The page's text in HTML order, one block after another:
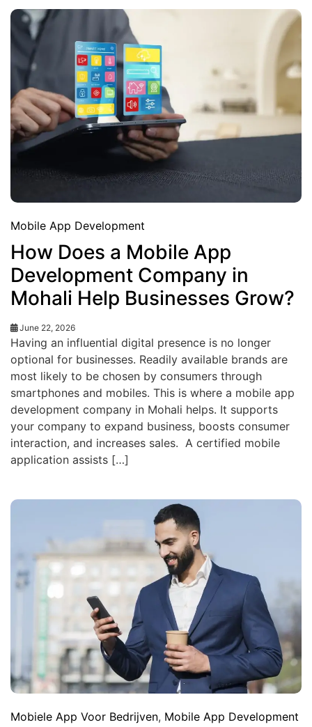
Mobile App Development
How Does a Mobile App
Development Company in
Mohali Help Businesses Grow?
June 22, 2026
Having an influential digital presence is no longer
optional for businesses. Readily available brands are
most likely to be chosen by consumers through
smartphones and mobiles. This is where a mobile app
development company in Mohali helps. It supports
your company to expand business, boosts consumer
interaction, and increases sales. A certified mobile
application assists […]
Mobiele App Voor Bedrijven, Mobile App Development